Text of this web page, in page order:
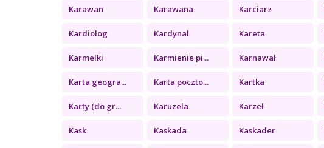
Karawan Karawana Karciarz
Kardiolog Kardynał Kareta
Karmelki Karmienie pi... Karnawał
Karta geogra... Karta poczto... Kartka
Karty (do gr... Karuzela Karzeł
Kask Kaskada Kaskader